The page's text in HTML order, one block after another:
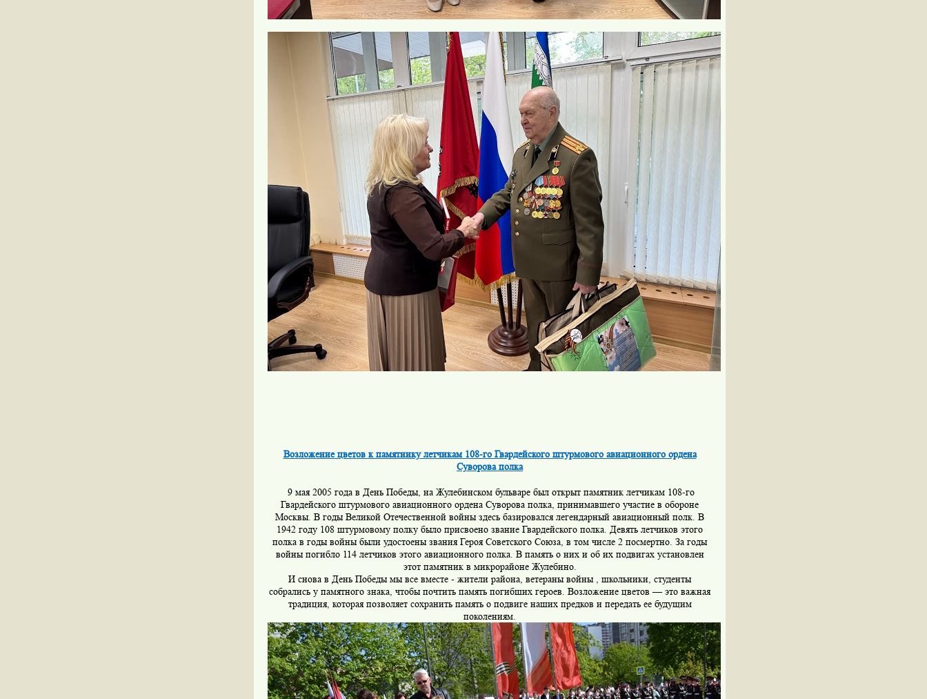
Возложение цветов к памятнику летчикам 108-го Гвардейского штурмового авиационного ордена
Суворова полка
9 мая 2005 года в День Победы, на Жулебинском бульваре был открыт памятник летчикам 108-го
Гвардейского штурмового авиационного ордена Суворова полка, принимавшего участие в обороне
Москвы. В годы Великой Отечественной войны здесь базировался легендарный авиационный полк. В
1942 году 108 штурмовому полку было присвоено звание Гвардейского полка. Девять летчиков этого
полка в годы войны были удостоены звания Героя Советского Союза, в том числе 2 посмертно. За годы
войны погибло 114 летчиков этого авиационного полка. В память о них и об их подвигах установлен
этот памятник в микрорайоне Жулебино.
И снова в День Победы мы все вместе - жители района, ветераны войны , школьники, студенты
собрались у памятного знака, чтобы почтить память погибших героев. Возложение цветов — это важная
традиция, которая позволяет сохранить память о подвиге наших предков и передать ее будущим
поколениям.